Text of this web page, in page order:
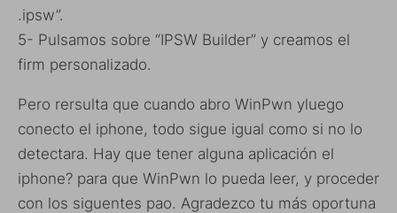
.ipsw”.
5- Pulsamos sobre “IPSW Builder” y creamos el
firm personalizado.
Pero rersulta que cuando abro WinPwn yluego
conecto el iphone, todo sigue igual como si no lo
detectara. Hay que tener alguna aplicación el
iphone? para que WinPwn lo pueda leer, y proceder
con los siguentes pao. Agradezco tu más oportuna